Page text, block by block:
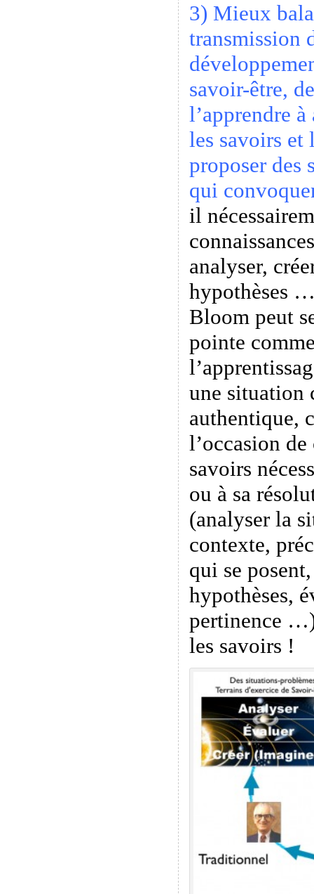
3) Mieux
transmission
savoir-être,
l’apprendre
les savoirs et
proposer des
qui
il
analyser,
hypothèses
Bloom peut
pointe
une situation
authentique,
l’occasion
savoirs
ou à sa
(analyser la
contexte,
qui se
hypothèses,
pertinence
les savoirs !